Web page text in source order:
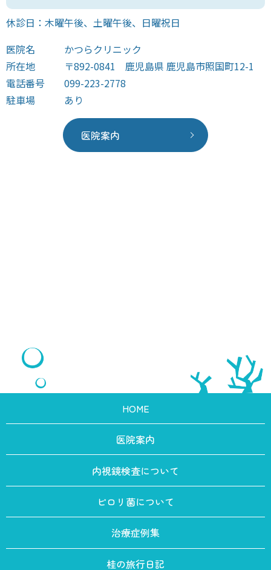
休診日：木曜午後、土曜午後、日曜祝日
医院名
かつらクリニック
所在地
〒892-0841 鹿児島県 鹿児島市照国町12-1
電話番号
099-223-2778
駐車場
あり
医院案内
HOME
医院案内
内視鏡検査について
ピロリ菌について
治療症例集
桂の旅行日記